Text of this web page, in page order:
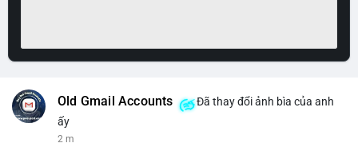
Old Gmail Accounts
Đã thay đổi ảnh bìa của anh
ấy
2 m